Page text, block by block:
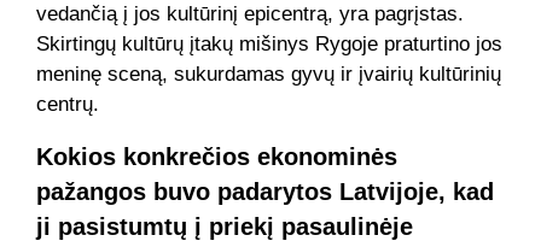
vedančią į jos kultūrinį epicentrą, yra pagrįstas.
Skirtingų kultūrų įtakų mišinys Rygoje praturtino jos
meninę sceną, sukurdamas gyvų ir įvairių kultūrinių
centrų.
Kokios konkrečios ekonominės
pažangos buvo padarytos Latvijoje, kad
ji pasistumtų į priekį pasaulinėje